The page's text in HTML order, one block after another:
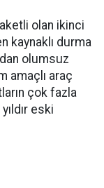
olan ikinci
kaynaklı durma
olumsuz
amaçlı araç
çok fazla
eski